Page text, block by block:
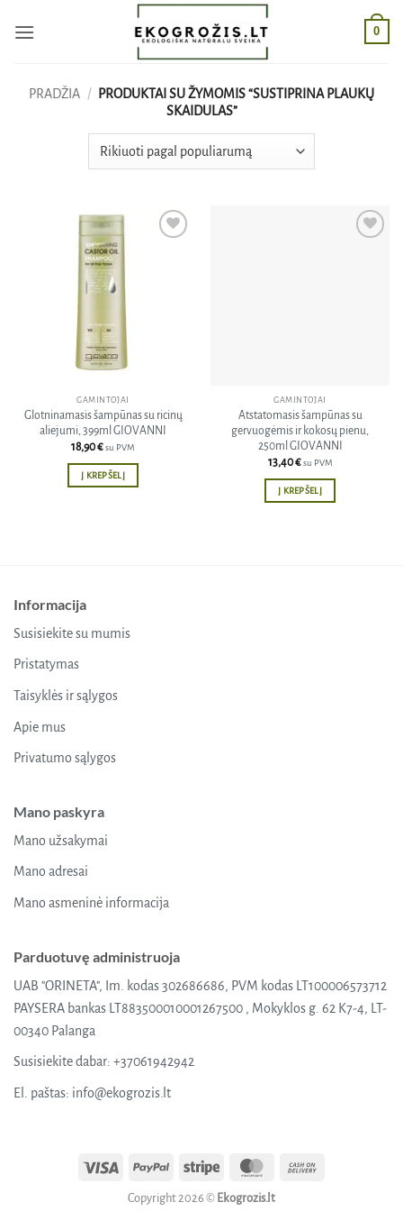
0
PRADŽIA /
PRODUKTAI SU ŽYMOMIS “SUSTIPRINA PLAUKŲ
SKAIDULAS”
GAMINTOJAI
Glotninamasis šampūnas su ricinų
aliejumi, 399ml GIOVANNI
18,90€su PVM
Į KREPŠELĮ
GAMINTOJAI
Atstatomasis šampūnas su
gervuogėmis ir kokosų pienu,
250ml GIOVANNI
13,40€ su PVM
Į KREPŠELĮ
Informacija
Susisiekite su mumis
Pristatymas
Taisyklės ir sąlygos
Apie mus
Privatumo sąlygos
Mano paskyra
Mano užsakymai
Mano adresai
Mano asmeninė informacija
Parduotuvę administruoja
UAB "ORINETA", Im. kodas 302686686, PVM kodas LT100006573712
PAYSERA bankas LT883500010001267500 , Mokyklos g. 62 K7-4, LT-
00340 Palanga
Susisiekite dabar: +37061942942
El. paštas: info@ekogrozis.lt
Visa PayPal Stripe MasterCard
Copyright 2026 © Ekogrozis.lt